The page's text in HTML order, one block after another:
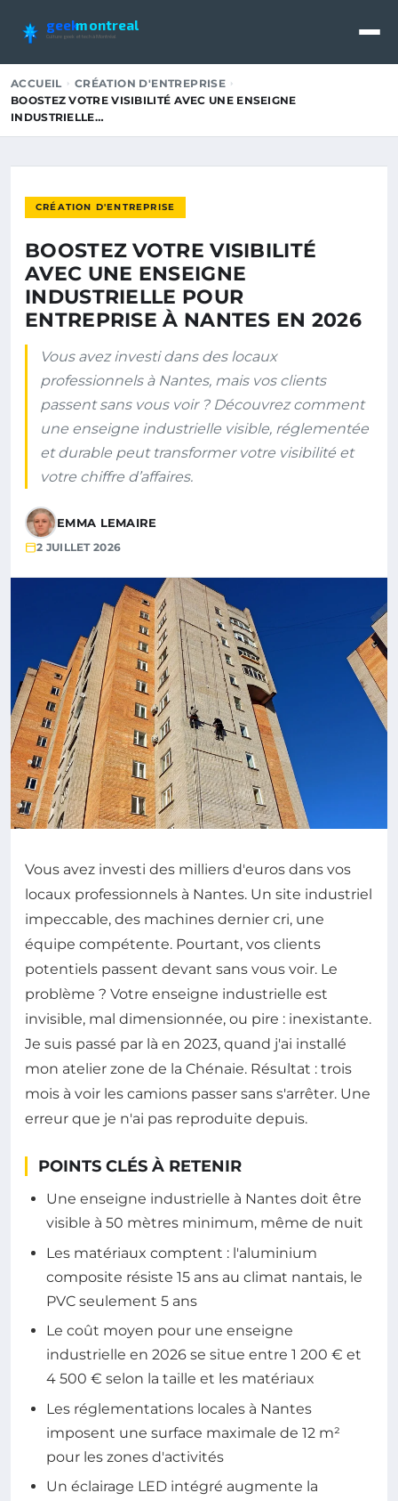
geekmontreal
Culture geek et tech à Montréal
ACCUEIL
CRÉATION D'ENTREPRISE
BOOSTEZ VOTRE VISIBILITÉ AVEC UNE ENSEIGNE
INDUSTRIELLE…
CRÉATION D'ENTREPRISE
BOOSTEZ VOTRE VISIBILITÉ
AVEC UNE ENSEIGNE
INDUSTRIELLE POUR
ENTREPRISE À NANTES EN 2026
Vous avez investi dans des locaux
professionnels à Nantes, mais vos clients
passent sans vous voir ? Découvrez comment
une enseigne industrielle visible, réglementée
et durable peut transformer votre visibilité et
votre chiffre d’affaires.
EMMA LEMAIRE
2 JUILLET 2026
Vous avez investi des milliers d'euros dans vos
locaux professionnels à Nantes. Un site industriel
impeccable, des machines dernier cri, une
équipe compétente. Pourtant, vos clients
potentiels passent devant sans vous voir. Le
problème ? Votre enseigne industrielle est
invisible, mal dimensionnée, ou pire : inexistante.
Je suis passé par là en 2023, quand j'ai installé
mon atelier zone de la Chénaie. Résultat : trois
mois à voir les camions passer sans s'arrêter. Une
erreur que je n'ai pas reproduite depuis.
POINTS CLÉS À RETENIR
Une enseigne industrielle à Nantes doit être
visible à 50 mètres minimum, même de nuit
Les matériaux comptent : l'aluminium
composite résiste 15 ans au climat nantais, le
PVC seulement 5 ans
Le coût moyen pour une enseigne
industrielle en 2026 se situe entre 1 200 € et
4 500 € selon la taille et les matériaux
Les réglementations locales à Nantes
imposent une surface maximale de 12 m²
pour les zones d'activités
Un éclairage LED intégré augmente la